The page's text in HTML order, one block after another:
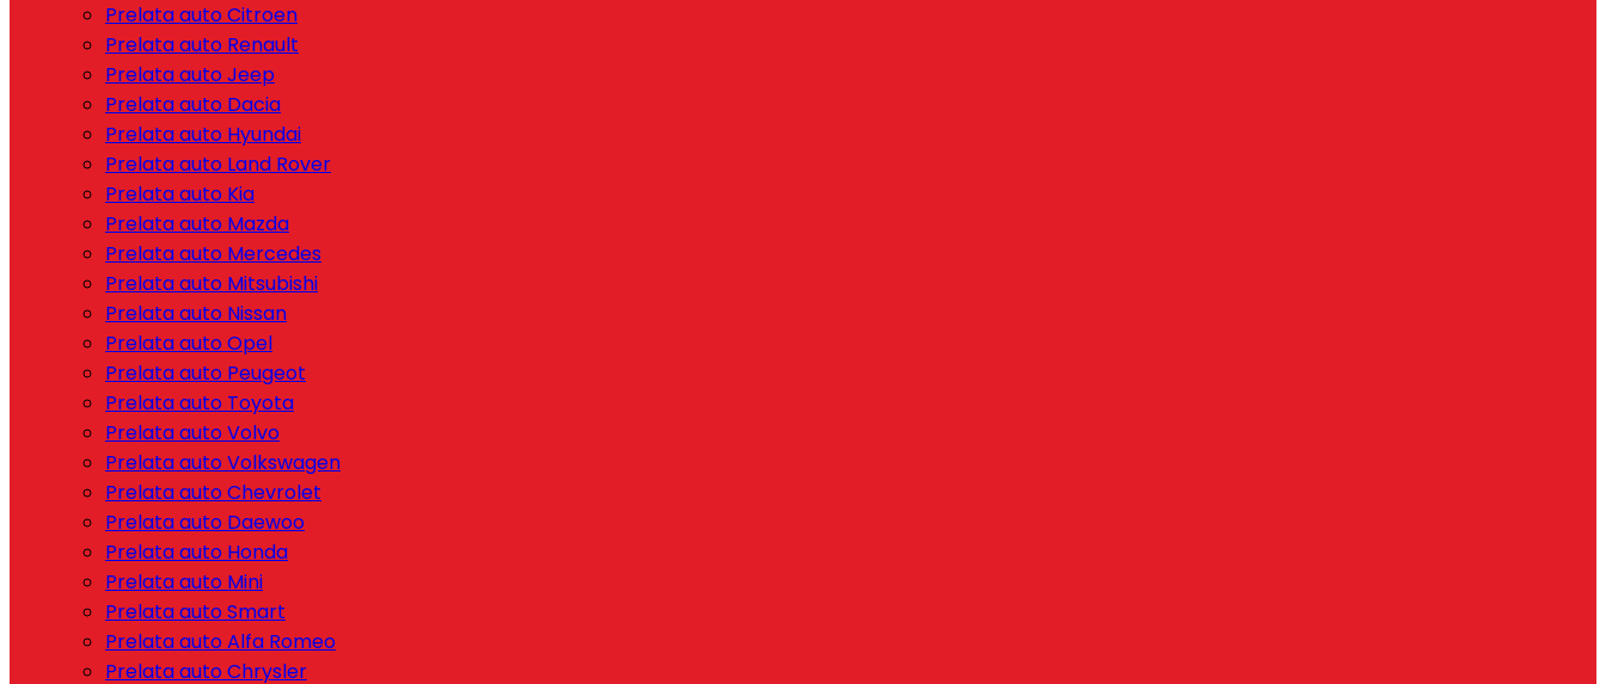
Prelata auto Citroen
Prelata auto Renault
Prelata auto Jeep
Prelata auto Dacia
Prelata auto Hyundai
Prelata auto Land Rover
Prelata auto Kia
Prelata auto Mazda
Prelata auto Mercedes
Prelata auto Mitsubishi
Prelata auto Nissan
Prelata auto Opel
Prelata auto Peugeot
Prelata auto Toyota
Prelata auto Volvo
Prelata auto Volkswagen
Prelata auto Chevrolet
Prelata auto Daewoo
Prelata auto Honda
Prelata auto Mini
Prelata auto Smart
Prelata auto Alfa Romeo
Prelata auto Chrysler